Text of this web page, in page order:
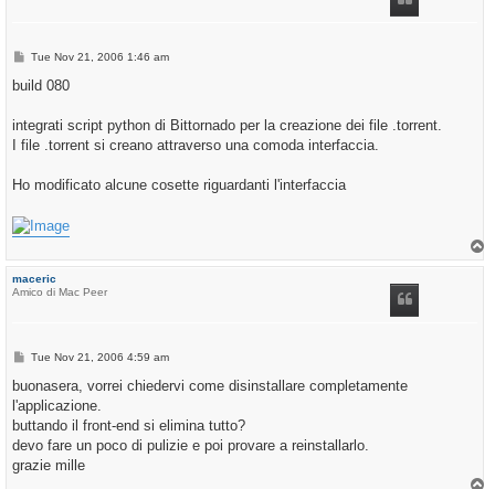
P
s
Tue Nov 21, 2006 1:46 am
build 080
integrati script python di Bittornado per la creazione dei file .torrent.
I file .torrent si creano attraverso una comoda interfaccia.
Ho modificato alcune cosette riguardanti l'interfaccia
maceric
Amico di Mac Peer
P
s
Tue Nov 21, 2006 4:59 am
buonasera, vorrei chiedervi come disinstallare completamente
l'applicazione.
buttando il front-end si elimina tutto?
devo fare un poco di pulizie e poi provare a reinstallarlo.
grazie mille